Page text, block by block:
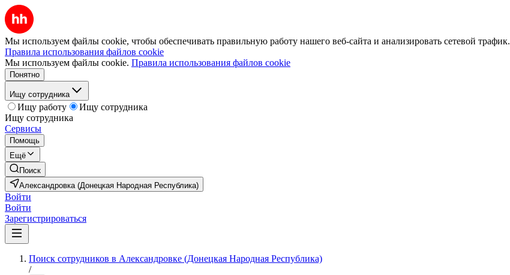
Мы используем файлы cookie, чтобы обеспечивать правильную работу нашего веб-сайта и анализировать сетевой трафик.
Правила использования файлов cookie
Мы используем файлы cookie. Правила использования файлов cookie
Понятно
Ищу сотрудника
Ищу работу
Ищу сотрудника
Ищу сотрудника
Сервисы
Помощь
Ещё
Поиск
Александровка (Донецкая Народная Республика)
Войти
Войти
Зарегистрироваться
Поиск сотрудников в Александровке (Донецкая Народная Республика)
/